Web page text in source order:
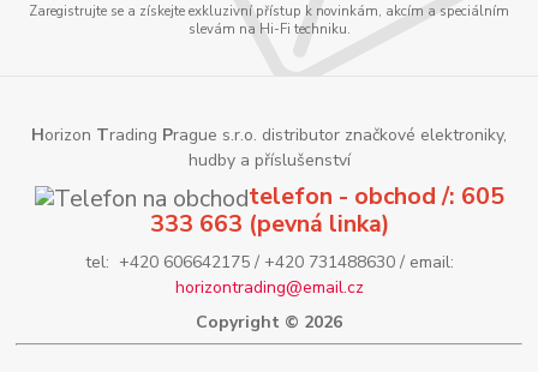
Zaregistrujte se a získejte exkluzivní přístup k novinkám, akcím a speciálním
slevám na Hi-Fi techniku.
Horizon Trading Prague s.r.o. distributor značkové elektroniky,
hudby a příslušenství
telefon - obchod /: 605
333 663 (pevná linka)
tel: +420 606642175 / +420 731488630 / email:
horizontrading@email.cz
Copyright © 2026